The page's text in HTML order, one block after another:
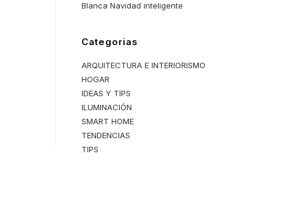
Blanca Navidad inteligente
Categorias
ARQUITECTURA E INTERIORISMO
HOGAR
IDEAS Y TIPS
ILUMINACIÓN
SMART HOME
TENDENCIAS
TIPS